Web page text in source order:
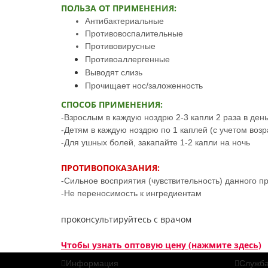
ПОЛЬЗА ОТ ПРИМЕНЕНИЯ:
Антибактериальные
Противовоспалительные
Противовирусные
Противоаллергенные
Выводят слизь
Прочищает нос/заложенность
СПОСОБ ПРИМЕНЕНИЯ:
-Взрослым в каждую ноздрю 2-3 капли 2 раза в день.
-Детям в каждую ноздрю по 1 каплей (с учетом
-Для ушных болей, закапайте 1-2 капли на ночь
ПРОТИВОПОКАЗАНИЯ:
-Сильное восприятия (чувствительность) данного
-Не переносимость к ингредиентам
проконсультируйтесь с врачом
Чтобы узнать оптовую цену (нажмите здесь)
Информация